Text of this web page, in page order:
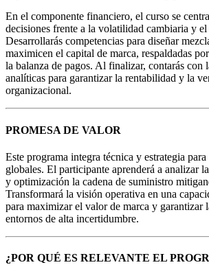
En el componente financiero, el curso se
decisiones frente a la volatilidad cambiaria y el
Desarrollarás competencias para diseñar
maximicen el capital de marca, respaldadas
la balanza de pagos. Al finalizar, contarás con
analíticas para garantizar la rentabilidad y la
organizacional.
PROMESA DE VALOR
Este programa integra técnica y estrategia
globales. El participante aprenderá a analizar
y optimización la cadena de suministro
Transformará la visión operativa en una
para maximizar el valor de marca y garantizar
entornos de alta incertidumbre.
¿POR QUÉ ES RELEVANTE EL